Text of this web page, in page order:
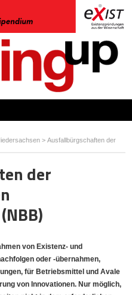
> Ausfallbürgschaften der
der
von Existenz- und
oder -übernahmen,
für Betriebsmittel und Avale
von Innovationen. Nur möglich,